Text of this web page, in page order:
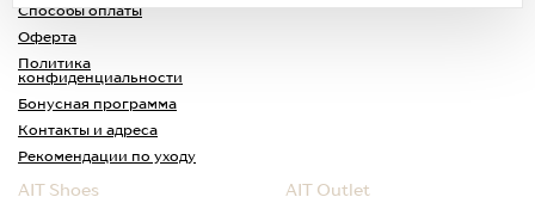
Способы оплаты
Оферта
Политика
конфиденциальности
Бонусная программа
Контакты и адреса
Рекомендации по уходу
AIT Shoes AIT Outlet